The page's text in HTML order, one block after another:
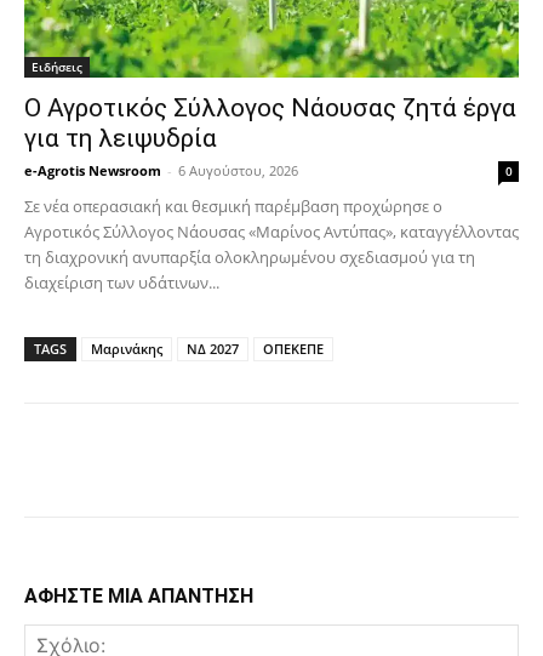
Ειδήσεις
Ο Αγροτικός Σύλλογος Νάουσας ζητά έργα
για τη λειψυδρία
e-Agrotis Newsroom - 6 Αυγούστου, 2026 0
Σε νέα οπερασιακή και θεσμική παρέμβαση προχώρησε ο
Αγροτικός Σύλλογος Νάουσας «Μαρίνος Αντύπας», καταγγέλλοντας
τη διαχρονική ανυπαρξία ολοκληρωμένου σχεδιασμού για τη
διαχείριση των υδάτινων...
TAGS Μαρινάκης ΝΔ 2027 ΟΠΕΚΕΠΕ
ΑΦΗΣΤΕ ΜΙΑ ΑΠΑΝΤΗΣΗ